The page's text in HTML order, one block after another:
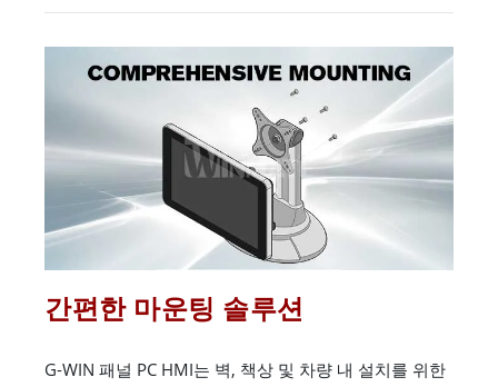
간편한 마운팅 솔루션
G-WIN 패널 PC HMI는 벽, 책상 및 차량 내 설치를 위한